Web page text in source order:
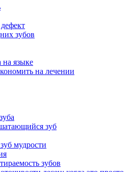
зубов
на языке
на лечении
зуб
мудрости
зубов